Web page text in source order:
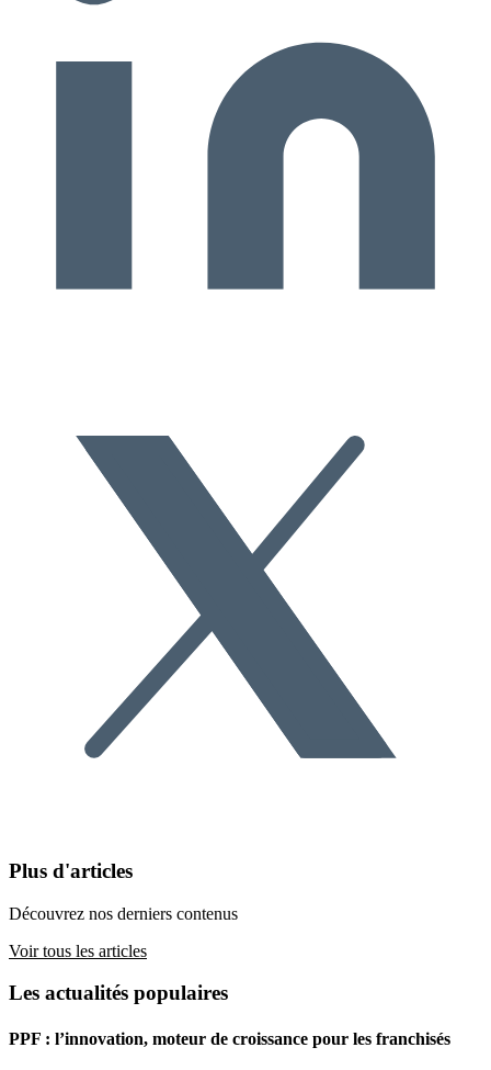
Plus d'articles
Découvrez nos derniers contenus
Voir tous les articles
Les actualités populaires
PPF : l’innovation, moteur de croissance pour les franchisés